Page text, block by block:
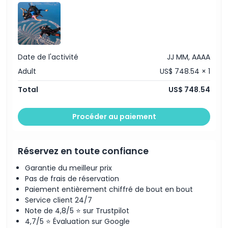
Both our locations have an on site shop selling
exclusive Skydive Dubai merchandise including
clothing, keyrings, mugs, stickers, and bags that
make the perfect souvenirs of what is an adventure
of a lifetime. The Shop also stocks limited skydiving
gear for purchase.
locations also have an on site café selling food and
Visitors are welcome to sit on the outdoor deck at
Skydive Dubai does not provide daycare or child
supervised at all times.
Sorry, but we do not allow dogs on the premises.
Pictures and video
Every tandem customer will be accompanied by a
camera flyer capturing every moment of the
Date de l'activité
JJ MM, AAAA
Adult
US$ 748.54 × 1
Total
US$ 748.54
Procéder au paiement
Réservez en toute confiance
Garantie du meilleur prix
Pas de frais de réservation
Paiement entièrement chiffré de bout en bout
Service client 24/7
Note de 4,8/5 ⭐ sur Trustpilot
4,7/5 ⭐ Évaluation sur Google